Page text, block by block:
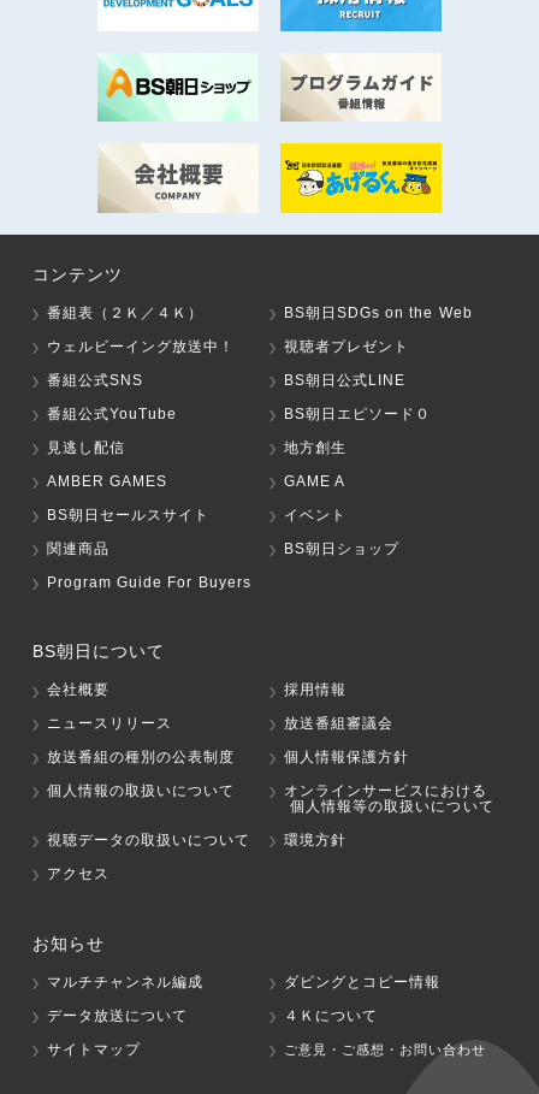
コンテンツ
番組表（２Ｋ／４Ｋ）
BS朝日SDGs on the Web
ウェルビーイング放送中！
視聴者プレゼント
番組公式SNS
BS朝日公式LINE
番組公式YouTube
BS朝日エピソード０
見逃し配信
地方創生
AMBER GAMES
GAME A
BS朝日セールスサイト
イベント
関連商品
BS朝日ショップ
Program Guide For Buyers
BS朝日について
会社概要
採用情報
ニュースリリース
放送番組審議会
放送番組の種別の公表制度
個人情報保護方針
個人情報の取扱いについて
オンラインサービスにおける
個人情報等の取扱いについて
視聴データの取扱いについて
環境方針
アクセス
お知らせ
マルチチャンネル編成
ダビングとコピー情報
データ放送について
４Ｋについて
サイトマップ
ご意見・ご感想・お問い合わせ